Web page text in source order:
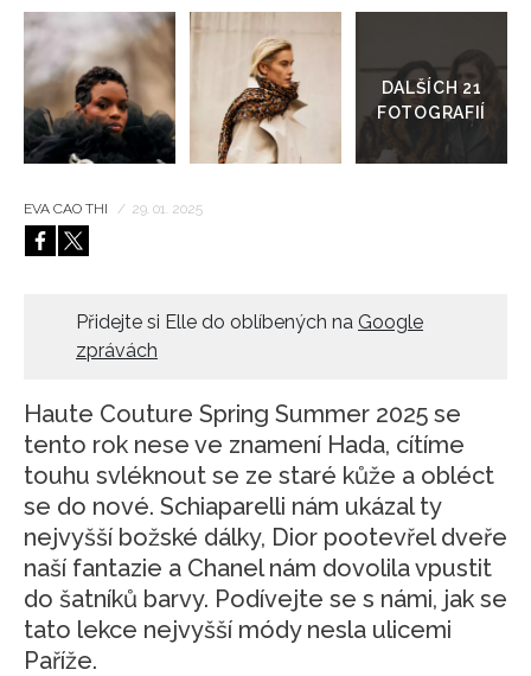
galerie
EVA CAO THI / 29. 01. 2025
Přidejte si Elle do oblíbených na Google
zprávách
Haute Couture Spring Summer 2025 se
tento rok nese ve znamení Hada, cítíme
touhu svléknout se ze staré kůže a obléct
se do nové. Schiaparelli nám ukázal ty
nejvyšší božské dálky, Dior pootevřel dveře
naší fantazie a Chanel nám dovolila vpustit
do šatníků barvy. Podívejte se s námi, jak se
tato lekce nejvyšší módy nesla ulicemi
Paříže.